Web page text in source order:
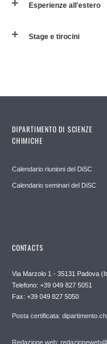
Esperienze all'estero
Stage e tirocini
DIPARTIMENTO DI SCIENZE
CHIMICHE
Calendario riunioni del DiSC
Calendario seminari del DiSC
CONTACTS
Via Marzolo 1 - 35131 Padova
Telefono: +39 049 827 5051
Fax: +39 049 827 5050
Posta certificata:
Redazione web: